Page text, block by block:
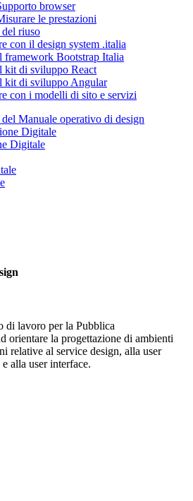
browser
le prestazioni
riuso
con il design system .italia
framework Bootstrap Italia
kit di sviluppo React
kit di sviluppo Angular
con i modelli di sito e servizi
Manuale operativo di design
Digitale
di lavoro per la Pubblica
orientare la progettazione di ambienti
relative al service design, alla user
alla user interface.